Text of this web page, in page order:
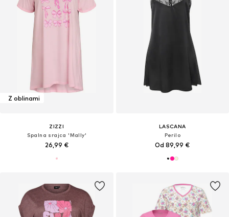
Z oblinami
ZIZZI
Spalna srajca 'Mally'
26,99 €
LASCANA
Perilo
Od 89,99 €